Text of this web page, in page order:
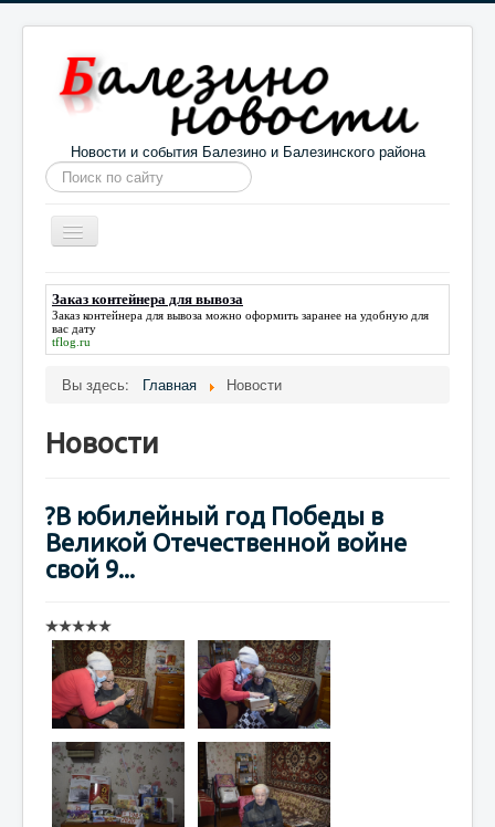
Новости и события Балезино и Балезинского района
Искать...
Toggle
Navigation
Главная
Погода в Балезино Новости
Информация
Заказ контейнера для вывоза
Заказ контейнера для вывоза можно оформить заранее на удобную для
вас дату
tflog.ru
Вы здесь: Главная Новости
Новости
?В юбилейный год Победы в
Великой Отечественной войне
свой 9...